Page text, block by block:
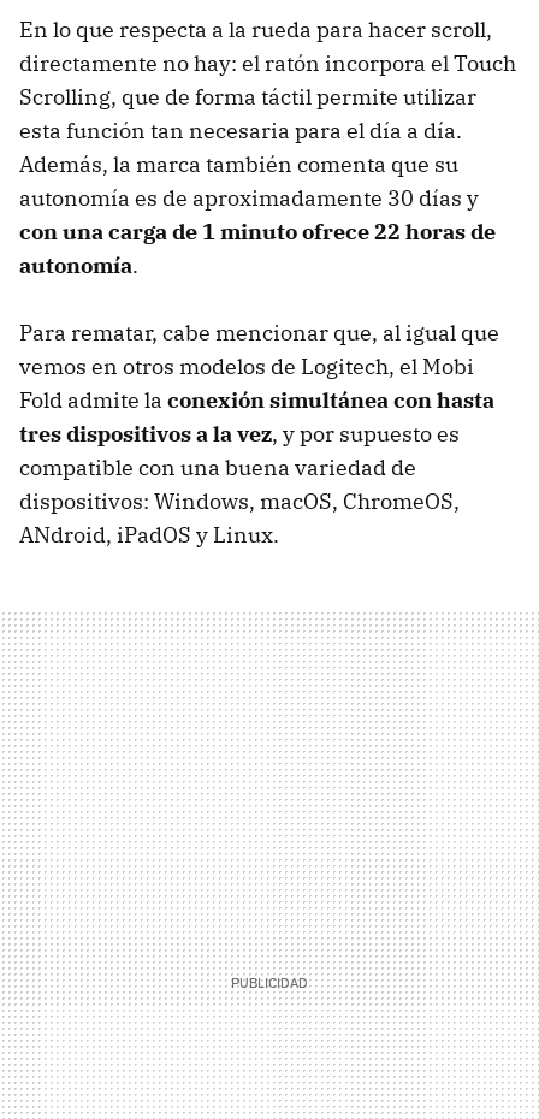
En lo que respecta a la rueda para hacer scroll,
directamente no hay: el ratón incorpora el Touch
Scrolling, que de forma táctil permite utilizar
esta función tan necesaria para el día a día.
Además, la marca también comenta que su
autonomía es de aproximadamente 30 días y
con una carga de 1 minuto ofrece 22 horas de
autonomía.
Para rematar, cabe mencionar que, al igual que
vemos en otros modelos de Logitech, el Mobi
Fold admite la conexión simultánea con hasta
tres dispositivos a la vez, y por supuesto es
compatible con una buena variedad de
dispositivos: Windows, macOS, ChromeOS,
ANdroid, iPadOS y Linux.